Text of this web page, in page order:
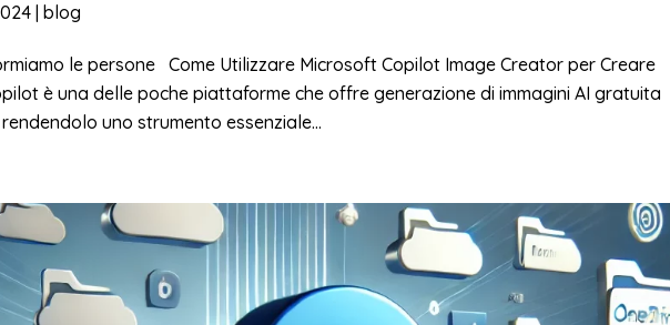
|blog
le persone Come Utilizzare Microsoft Copilot Image Creator per Creare
è una delle poche piattaforme che offre generazione di immagini AI gratuita
uno strumento essenziale...